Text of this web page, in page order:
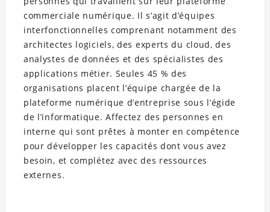
commerciale numérique. Il s’agit d’équipes
interfonctionnelles comprenant notamment des
architectes logiciels, des experts du cloud, des
analystes de données et des spécialistes des
applications métier. Seules 45 % des
organisations placent l’équipe chargée de la
plateforme numérique d’entreprise sous l’égide
de l’informatique. Affectez des personnes en
interne qui sont prêtes à monter en compétence
pour développer les capacités dont vous avez
besoin, et complétez avec des ressources
externes.